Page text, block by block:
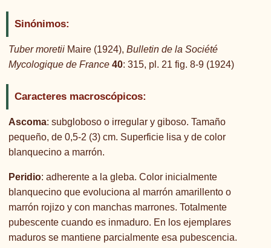
Sinónimos:
Tuber moretii Maire (1924), Bulletin de la Société
Mycologique de France 40: 315, pl. 21 fig. 8-9 (1924)
Caracteres macroscópicos:
Ascoma: subgloboso o irregular y giboso. Tamaño
pequeño, de 0,5-2 (3) cm. Superficie lisa y de color
blanquecino a marrón.
Peridio: adherente a la gleba. Color inicialmente
blanquecino que evoluciona al marrón amarillento o
marrón rojizo y con manchas marrones. Totalmente
pubescente cuando es inmaduro. En los ejemplares
maduros se mantiene parcialmente esa pubescencia.